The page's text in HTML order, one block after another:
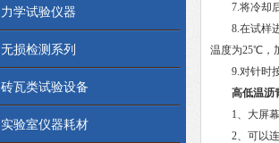
力学试验仪器
无损检测系列
砖瓦类试验设备
实验室仪器耗材
7.将冷却后
8.在试样进
温度为25℃，
9.对针时按
高低温沥
1、大屏幕
2、可以连